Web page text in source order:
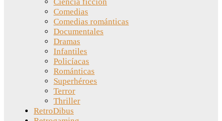
Ciencia ficción
Comedias
Comedias románticas
Documentales
Dramas
Infantiles
Policíacas
Románticas
Superhéroes
Terror
Thriller
RetroDibus